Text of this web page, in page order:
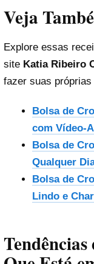
Veja
Explore essas
site Katia Ribeiro
fazer suas próprias
Bolsa de
com Vídeo-
Bolsa de
Qualquer
Bolsa de
Lindo e